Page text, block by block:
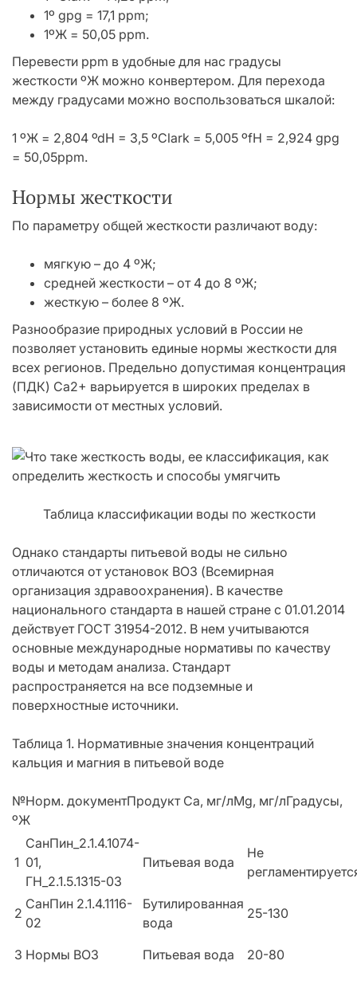
1º gpg = 17,1 ppm;
1ºЖ = 50,05 ppm.
Перевести ррm в удобные для нас градусы
жесткости ºЖ можно конвертером. Для перехода
между градусами можно воспользоваться шкалой:
1 ºЖ = 2,804 ºdH = 3,5 ºClark = 5,005 ºfH = 2,924 gpg
= 50,05ppm.
Нормы жесткости
По параметру общей жесткости различают воду:
мягкую – до 4 ºЖ;
средней жесткости – от 4 до 8 ºЖ;
жесткую – более 8 ºЖ.
Разнообразие природных условий в России не
позволяет установить единые нормы жесткости для
всех регионов. Предельно допустимая концентрация
(ПДК) Са2+ варьируется в широких пределах в
зависимости от местных условий.
Таблица классификации воды по жесткости
Однако стандарты питьевой воды не сильно
отличаются от установок ВОЗ (Всемирная
организация здравоохранения). В качестве
национального стандарта в нашей стране с 01.01.2014
действует ГОСТ 31954-2012. В нем учитываются
основные международные нормативы по качеству
воды и методам анализа. Стандарт
распространяется на все подземные и
поверхностные источники.
Таблица 1. Нормативные значения концентраций
кальция и магния в питьевой воде
№Норм. документПродукт Са, мг/лMg, мг/лГрадусы,
ºЖ
1
СанПин_2.1.4.1074-
01,
ГН_2.1.5.1315-03
Питьевая вода
Не
2
СанПин 2.1.4.1116-
02
Бутилированная
вода
25-130
3 Нормы ВОЗ Питьевая вода 20-80